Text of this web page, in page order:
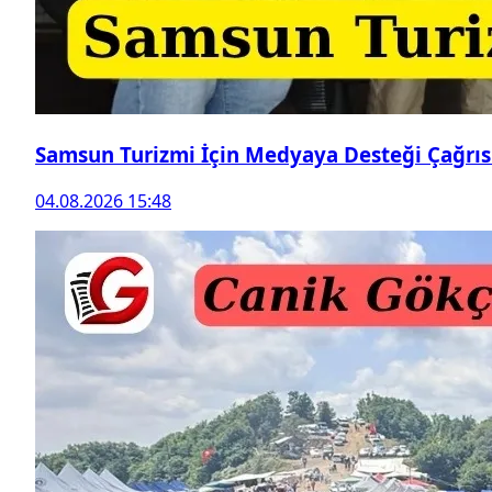
Samsun Turizmi İçin Medyaya Desteği
04.08.2026 15:48